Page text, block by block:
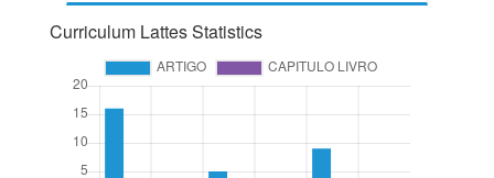
Curriculum Lattes Statistics